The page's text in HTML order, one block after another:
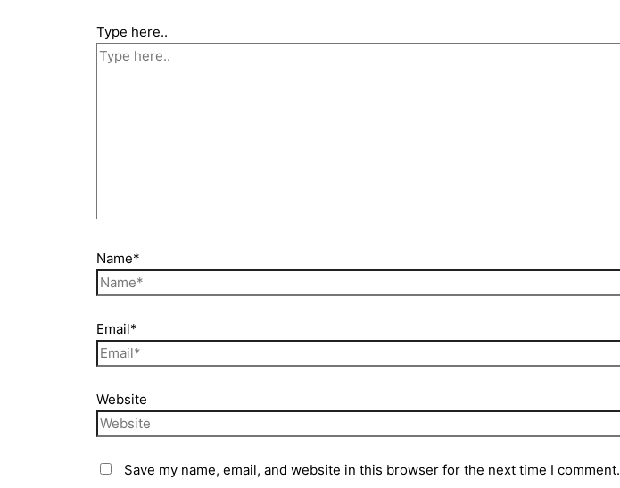
Type here..
Name*
Email*
Website
Save my name, email, and website in this browser for the next time I comment.